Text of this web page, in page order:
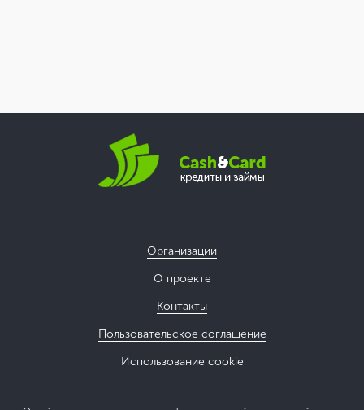
Организации
О проекте
Контакты
Пользовательское соглашение
Использование cookie